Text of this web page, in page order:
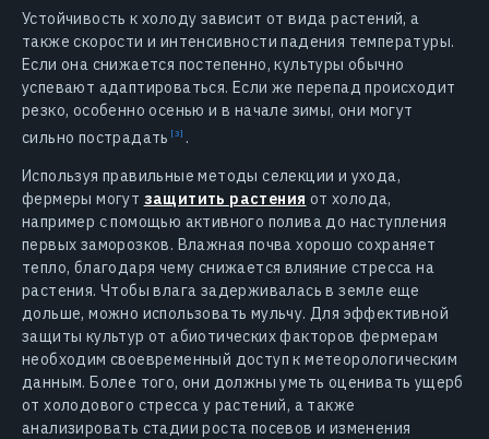
Устойчивость к холоду зависит от вида растений, а
также скорости и интенсивности падения температуры.
Если она снижается постепенно, культуры обычно
успевают адаптироваться. Если же перепад происходит
резко, особенно осенью и в начале зимы, они могут
сильно пострадать
.
Используя правильные методы селекции и ухода,
фермеры могут защитить растения от холода,
например с помощью активного полива до наступления
первых заморозков. Влажная почва хорошо сохраняет
тепло, благодаря чему снижается влияние стресса на
растения. Чтобы влага задерживалась в земле еще
дольше, можно использовать мульчу. Для эффективной
защиты культур от абиотических факторов фермерам
необходим своевременный доступ к метеорологическим
данным. Более того, они должны уметь оценивать ущерб
от холодового стресса у растений, а также
анализировать стадии роста посевов и изменения